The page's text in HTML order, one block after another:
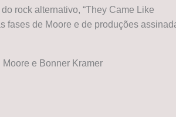
rock alternativo, “They Came Like
fases de Moore e de produções
Moore e Bonner Kramer